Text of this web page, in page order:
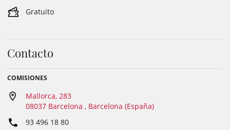
Gratuito
Contacto
COMISIONES
Mallorca, 283
08037 Barcelona , Barcelona (España)
93 496 18 80